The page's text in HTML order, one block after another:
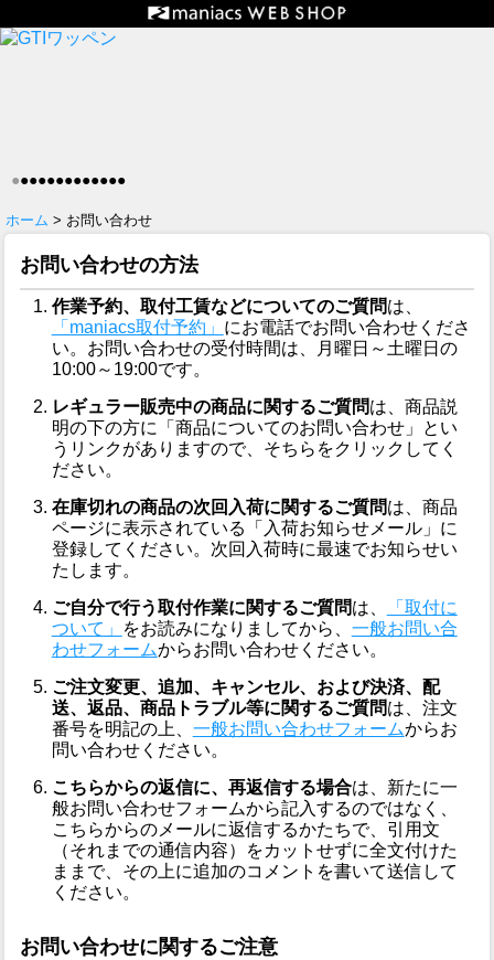
●●●●●●●●●●●●●
ホーム > お問い合わせ
お問い合わせの方法
作業予約、取付工賃などについてのご質問は、
「maniacs取付予約」 にお電話でお問い合わせくださ
い。お問い合わせの受付時間は、月曜日～土曜日の
10:00～19:00です。
レギュラー販売中の商品に関するご質問は、商品説
明の下の方に「商品についてのお問い合わせ」とい
うリンクがありますので、そちらをクリックしてく
ださい。
在庫切れの商品の次回入荷に関するご質問は、商品
ページに表示されている「入荷お知らせメール」に
登録してください。次回入荷時に最速でお知らせい
たします。
ご自分で行う取付作業に関するご質問は、
「取付に
ついて」
をお読みになりましてから、 一般お問い合
わせフォームからお問い合わせください。
ご注文変更、追加、キャンセル、および決済、配
送、返品、商品トラブル等に関するご質問は、注文
番号を明記の上、 一般お問い合わせフォームからお
問い合わせください。
こちらからの返信に、再返信する場合は、新たに一
般お問い合わせフォームから記入するのではなく、
こちらからのメールに返信するかたちで、引用文
（それまでの通信内容）をカットせずに全文付けた
ままで、その上に追加のコメントを書いて送信して
ください。
お問い合わせに関するご注意